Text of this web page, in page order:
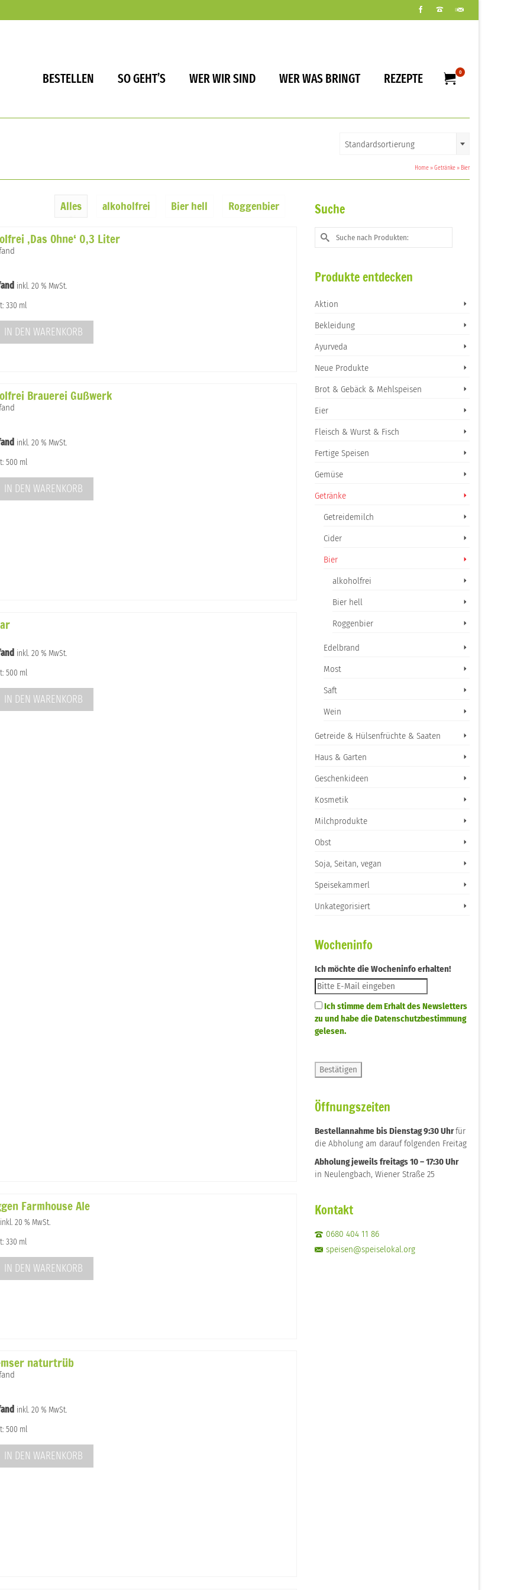
BESTELLEN SO GEHT’S WER WIR SIND WER WAS BRINGT REZEPTE 0
Standardsortierung
Home »Getränke » Bier
Alles alkoholfrei Bier hell Roggenbier
‚Das Ohne‘ 0,3 Liter
inkl. 20 % MwSt.
330 ml
IN DEN WARENKORB
Brauerei Gußwerk
inkl. 20 % MwSt.
500 ml
IN DEN WARENKORB
inkl. 20 % MwSt.
500 ml
IN DEN WARENKORB
Farmhouse Ale
€.
inkl. 20 % MwSt.
330 ml
IN DEN WARENKORB
naturtrüb
inkl. 20 % MwSt.
500 ml
IN DEN WARENKORB
Suche
Suche
nach:
Produkte entdecken
Aktion
Bekleidung
Ayurveda
Neue Produkte
Brot & Gebäck & Mehlspeisen
Eier
Fleisch & Wurst & Fisch
Fertige Speisen
Gemüse
Getränke
Getreidemilch
Cider
Bier
alkoholfrei
Bier hell
Roggenbier
Edelbrand
Most
Saft
Wein
Getreide & Hülsenfrüchte & Saaten
Haus & Garten
Geschenkideen
Kosmetik
Milchprodukte
Obst
Soja, Seitan, vegan
Speisekammerl
Unkategorisiert
Wocheninfo
Ich möchte die Wocheninfo erhalten!
Ich stimme dem Erhalt des Newsletters
zu und habe die Datenschutzbestimmung
gelesen.
Öffnungszeiten
Bestellannahme bis Dienstag 9:30 Uhrfür
die Abholung am darauf folgenden Freitag
Abholung jeweils freitags 10 – 17:30 Uhr
in Neulengbach, Wiener Straße 25
Kontakt
0680 404 11 86
speisen@speiselokal.org